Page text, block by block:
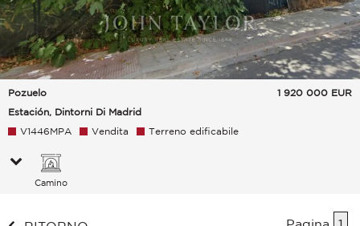
Pozuelo
Estación, Dintorni Di Madrid
1 920 000 EUR
V1446MPA Vendita Terreno edificabile
Camino